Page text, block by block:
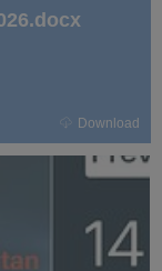
Download